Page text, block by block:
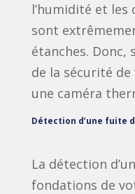
l’humidité et les
sont
étanches. Donc,
de la sécurité
une caméra
Détection d’une fuite
La détection
fondations de